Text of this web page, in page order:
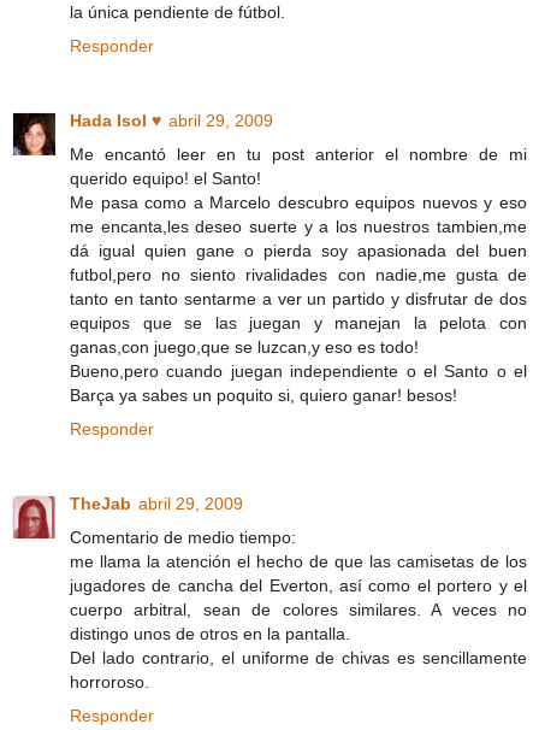
la única pendiente de fútbol.
Responder
Hada Isol ♥ abril 29, 2009
Me encantó leer en tu post anterior el nombre de mi
querido equipo! el Santo!
Me pasa como a Marcelo descubro equipos nuevos y eso
me encanta,les deseo suerte y a los nuestros tambien,me
dá igual quien gane o pierda soy apasionada del buen
futbol,pero no siento rivalidades con nadie,me gusta de
tanto en tanto sentarme a ver un partido y disfrutar de dos
equipos que se las juegan y manejan la pelota con
ganas,con juego,que se luzcan,y eso es todo!
Bueno,pero cuando juegan independiente o el Santo o el
Barça ya sabes un poquito si, quiero ganar! besos!
Responder
TheJab abril 29, 2009
Comentario de medio tiempo:
me llama la atención el hecho de que las camisetas de los
jugadores de cancha del Everton, así como el portero y el
cuerpo arbitral, sean de colores similares. A veces no
distingo unos de otros en la pantalla.
Del lado contrario, el uniforme de chivas es sencillamente
horroroso.
Responder